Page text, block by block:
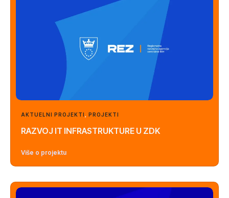
AKTUELNI PROJEKTI PROJEKTI
RAZVOJ IT INFRASTRUKTURE U ZDK
Više o projektu